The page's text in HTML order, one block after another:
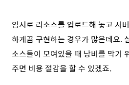
임시로 리소스를 업로드해 놓고 서
하게끔 구현하는 경우가 많은데요.
소스들이 모여있을 때 낭비를 막기
주면 비용 절감을 할 수 있겠죠.